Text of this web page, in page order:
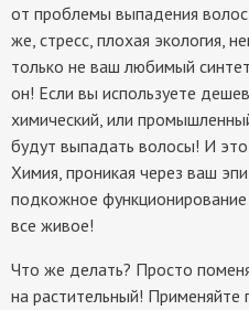
от проблемы выпадения
же, стресс, плохая экология,
только не ваш любимый
он! Если вы используете
химический, или
будут выпадать волосы! И
Химия, проникая через ваш
подкожное
все живое!
Что же делать? Просто
на растительный!